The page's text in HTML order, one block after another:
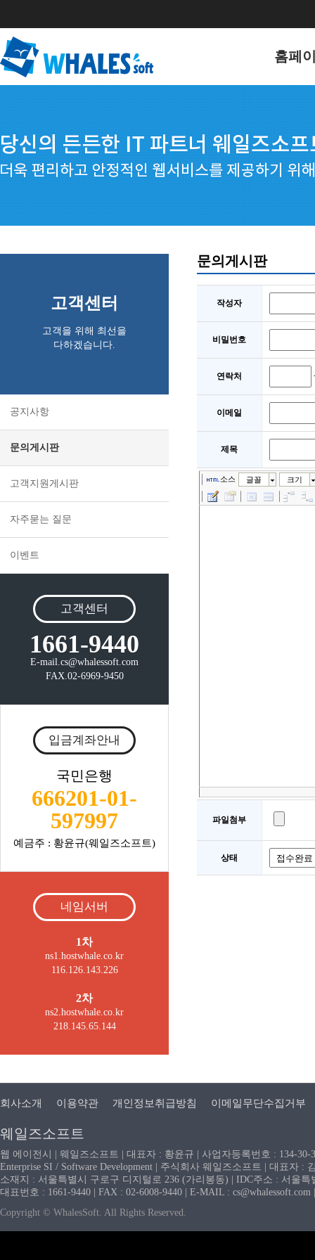
홈페
포트폴
고객센터
고객을 위해 최선을
다하겠습니다.
공지사항
문의게시판
고객지원게시판
자주묻는 질문
이벤트
고객센터
1661-9440
E-mail.cs@whalessoft.com
FAX.02-6969-9450
입금계좌안내
국민은행
666201-01-
597997
예금주 : 황윤규(웨일즈소프트)
네임서버
1차
ns1.hostwhale.co.kr
116.126.143.226
2차
ns2.hostwhale.co.kr
218.145.65.144
문의게시판
작성자
비밀번호
연락처
이메일
제목
소스 글꼴 크기
파일첨부
상태
회사소개 이용약관 개인정보취급방침 이메일무단수집거부
웨일즈소프트
웹 에이전시 | 웨일즈소프트 | 대표자 : 황윤규 | 사업자등록번호 : 134-
Enterprise SI / Software Development | 주식회사 웨일즈소프트 | 대표자 :
소재지 : 서울특별시 구로구 디지털로 236 (가리봉동) | IDC주소 : 서울
대표번호 : 1661-9440 | FAX : 02-6008-9440 | E-MAIL :
Copyright © WhalesSoft. All Rights Reserved.